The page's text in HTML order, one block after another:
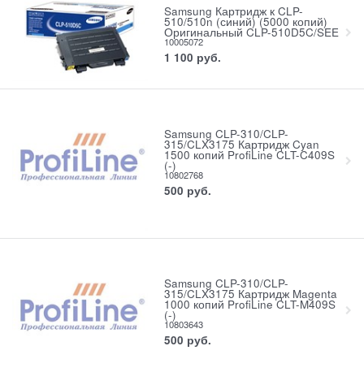
Samsung Картридж к CLP-
510/510n (синий) (5000 копий)
Оригинальный CLP-510D5C/SEE
10005072
1 100 руб.
Samsung CLP-310/CLP-
315/CLX3175 Картридж Cyan
1500 копий ProfiLine CLT-C409S
(-)
10802768
500 руб.
Samsung CLP-310/CLP-
315/CLX3175 Картридж Magenta
1000 копий ProfiLine CLT-M409S
(-)
10803643
500 руб.